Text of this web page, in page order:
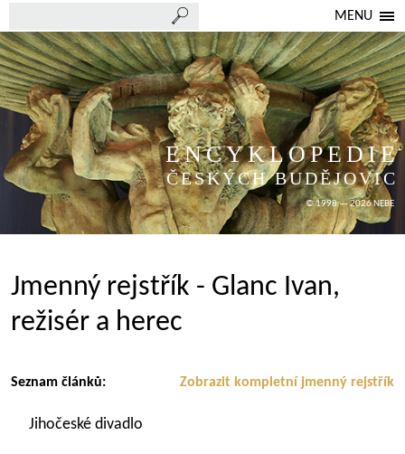
MENU
ENCYKLOPEDIE
ČESKÝCH BUDĚJOVIC
© 1998 — 2026 NEBE
Jmenný rejstřík - Glanc Ivan,
režisér a herec
Zobrazit kompletní jmenný rejstřík
Seznam článků:
Jihočeské divadlo